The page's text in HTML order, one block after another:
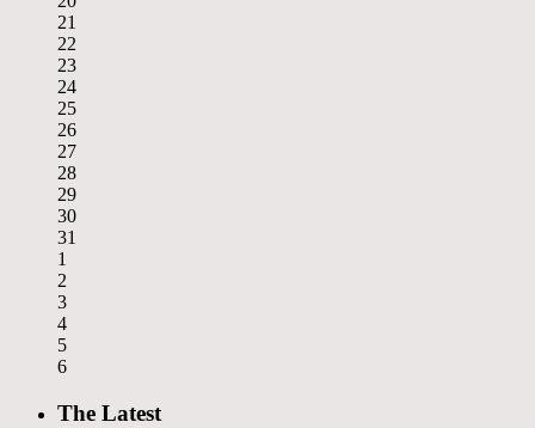
21
22
23
24
25
26
27
28
29
30
31
1
2
3
4
5
6
The Latest